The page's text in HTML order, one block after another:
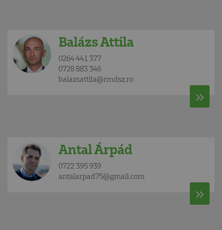
Balázs Attila
0264 441 377
0728 883 346
balazsattila@rmdsz.ro
Antal Árpád
0722 395 939
antalarpad75@gmail.com